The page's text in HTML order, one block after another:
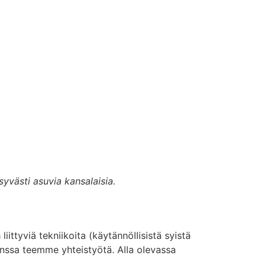
asuvia kansalaisia.
liittyviä tekniikoita (käytännöllisistä syistä
teemme yhteistyötä. Alla olevassa